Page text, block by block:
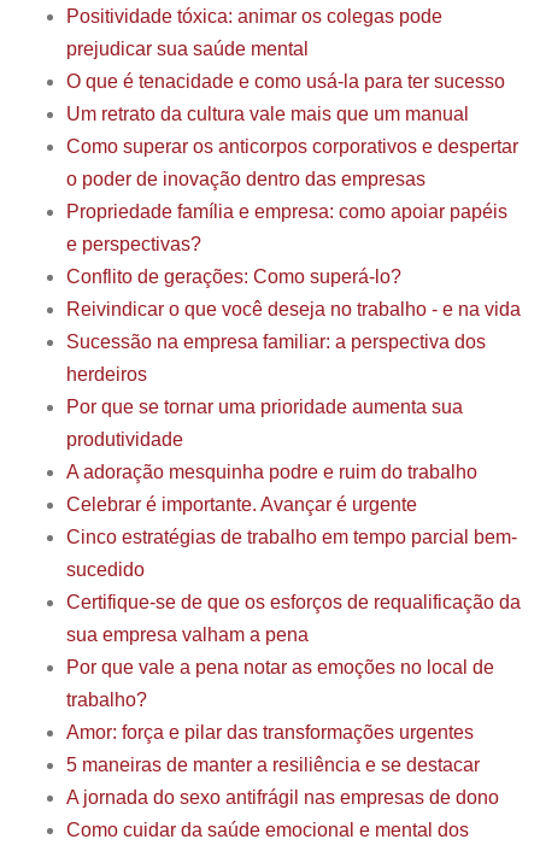
Positividade tóxica: animar os colegas pode
prejudicar sua saúde mental
O que é tenacidade e como usá-la para ter sucesso
Um retrato da cultura vale mais que um manual
Como superar os anticorpos corporativos e despertar
o poder de inovação dentro das empresas
Propriedade família e empresa: como apoiar papéis
e perspectivas?
Conflito de gerações: Como superá-lo?
Reivindicar o que você deseja no trabalho - e na vida
Sucessão na empresa familiar: a perspectiva dos
herdeiros
Por que se tornar uma prioridade aumenta sua
produtividade
A adoração mesquinha podre e ruim do trabalho
Celebrar é importante. Avançar é urgente
Cinco estratégias de trabalho em tempo parcial bem-
sucedido
Certifique-se de que os esforços de requalificação da
sua empresa valham a pena
Por que vale a pena notar as emoções no local de
trabalho?
Amor: força e pilar das transformações urgentes
5 maneiras de manter a resiliência e se destacar
A jornada do sexo antifrágil nas empresas de dono
Como cuidar da saúde emocional e mental dos